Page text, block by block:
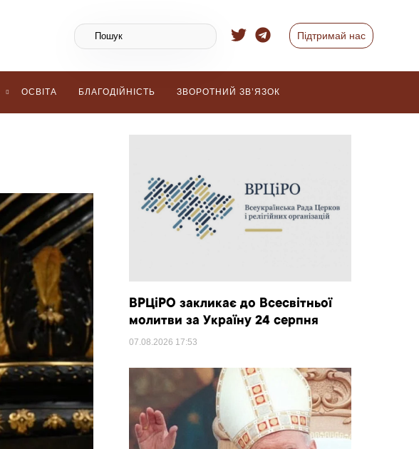
Підтримай нас
ОСВІТА БЛАГОДІЙНІСТЬ ЗВОРОТНИЙ ЗВ’ЯЗОК
ВРЦіРО закликає до Всесвітньої
молитви за Україну 24 серпня
07.08.2026 17:53